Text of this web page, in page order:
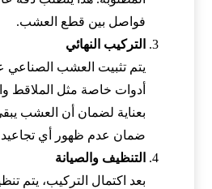
فواصل بين قطع العشب.
التركيب النهائي
يتم تثبيت العشب الصناعي
أدوات خاصة مثل الملاقط
بعناية لضمان أن العشب
ضمان عدم ظهور أي تجاعيد
التنظيف والصيانة
بعد اكتمال التركيب، يتم